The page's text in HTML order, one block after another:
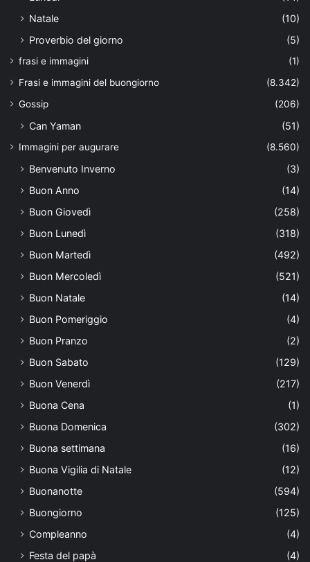
Natale
(10)
Proverbio del giorno
(5)
frasi e immagini
(1)
Frasi e immagini del buongiorno
(8.342)
Gossip
(206)
Can Yaman (51)
Immagini per augurare (8.560)
Benvenuto Inverno
(3)
Buon Anno
(14)
Buon Giovedì
(258)
Buon Lunedì
(318)
Buon Martedì
(492)
Buon Mercoledì
(521)
Buon Natale
(14)
Buon Pomeriggio
(4)
Buon Pranzo
(2)
Buon Sabato
(129)
Buon Venerdì
(217)
Buona Cena
(1)
Buona Domenica
(302)
Buona settimana
(16)
Buona Vigilia di Natale
(12)
Buonanotte
(594)
Buongiorno
(125)
Compleanno
(4)
Festa del papà
(4)